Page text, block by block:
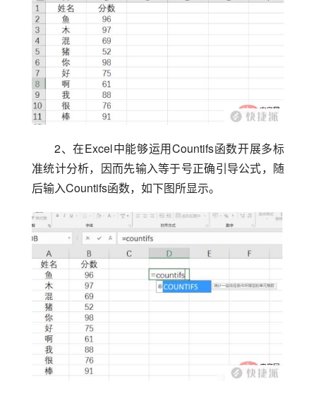
2、在Excel中能够运用Countifs函数开展多标
准统计分析，因而先输入等于号正确引导公式，随
后输入Countifs函数，如下图所显示。